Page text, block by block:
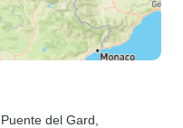
, Puente del Gard